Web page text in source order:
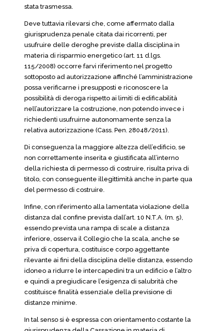
stata trasmessa.
Deve tuttavia rilevarsi che, come affermato dalla
giurisprudenza penale citata dai ricorrenti, per
usufruire delle deroghe previste dalla disciplina in
materia di risparmio energetico (art. 11 d.lgs.
115/2008) occorre farvi riferimento nel progetto
sottoposto ad autorizzazione affinché l’amministrazione
possa verificarne i presupposti e riconoscere la
possibilità di deroga rispetto ai limiti di edificabilità
nell’autorizzare la costruzione, non potendo invece i
richiedenti usufruirne autonomamente senza la
relativa autorizzazione (Cass. Pen. 28048/2011).
Di conseguenza la maggiore altezza dell’edificio, se
non correttamente inserita e giustificata all’interno
della richiesta di permesso di costruire, risulta priva di
titolo, con conseguente illegittimità anche in parte qua
del permesso di costruire.
Infine, con riferimento alla lamentata violazione della
distanza dal confine prevista dall’art. 10 N.T.A. (m. 5),
essendo prevista una rampa di scale a distanza
inferiore, osserva il Collegio che la scala, anche se
priva di copertura, costituisce corpo aggettante
rilevante ai fini della disciplina delle distanza, essendo
idoneo a ridurre le intercapedini tra un edificio e l’altro
e quindi a pregiudicare l’esigenza di salubrità che
costituisce finalità essenziale della previsione di
distanze minime.
In tal senso si è espressa con orientamento costante la